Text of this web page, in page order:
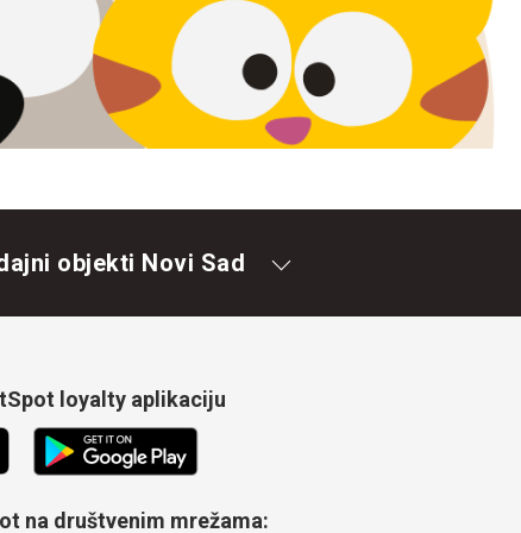
objekti Novi Sad
loyalty aplikaciju
na društvenim mrežama: